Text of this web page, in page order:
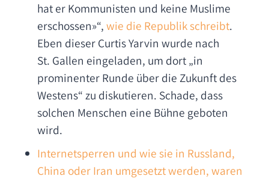
hat er Kommunisten und keine Muslime
erschossen»“,wie die Republik schreibt.
Eben dieser Curtis Yarvin wurde nach
St. Gallen eingeladen, um dort „in
prominenter Runde über die Zukunft des
Westens“ zu diskutieren. Schade, dass
solchen Menschen eine Bühne geboten
wird.
Internetsperren und wie sie in Russland,
China oder Iran umgesetzt werden, waren